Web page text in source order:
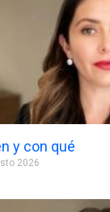
y con qué
2026